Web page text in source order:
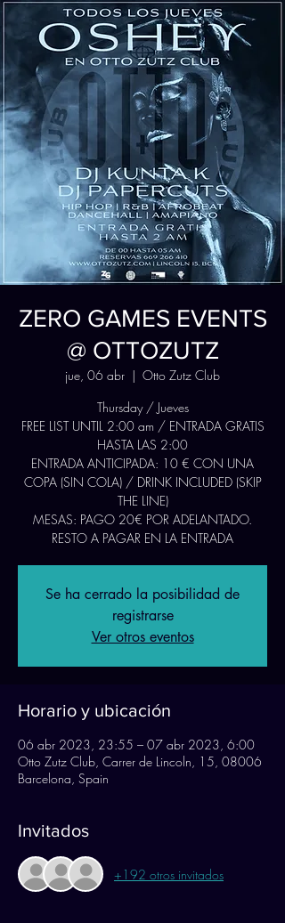
ZERO GAMES EVENTS
@ OTTOZUTZ
jue, 06 abr
  |
Otto Zutz Club
Thursday / Jueves
FREE LIST UNTIL 2:00 am / ENTRADA GRATIS
HASTA LAS 2:00
ENTRADA ANTICIPADA: 10 € CON UNA
COPA (SIN COLA) / DRINK INCLUDED (SKIP
THE LINE)
MESAS: PAGO 20€ POR ADELANTADO.
RESTO A PAGAR EN LA ENTRADA
Se ha cerrado la posibilidad de
registrarse
Ver otros eventos
Horario y ubicación
06 abr 2023, 23:55 – 07 abr 2023, 6:00
Otto Zutz Club, Carrer de Lincoln, 15, 08006
Barcelona, Spain
Invitados
+192 otros invitados